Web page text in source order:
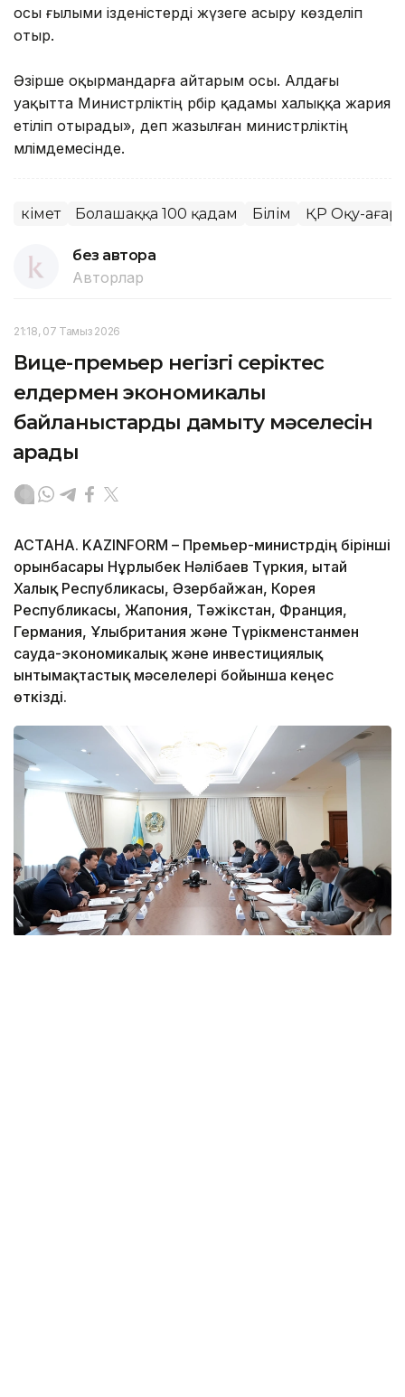
осы ғылыми ізденістерді жүзеге асыру көзделіп
отыр.
Әзірше оқырмандарға айтарым осы. Алдағы
уақытта Министрліктің әрбір қадамы халыққа жария
етіліп отырады», деп жазылған министрліктің
мәлімдемесінде.
Үкімет Болашаққа 100 қадам Білім ҚР Оқу-
без автора
Авторлар
21:18, 07 Тамыз 2026
Вице-премьер негізгі серіктес
елдермен экономикалық
байланыстарды дамыту мәселесін
қарады
АСТАНА. KAZINFORM – Премьер-министрдің бірінші
орынбасары Нұрлыбек Нәлібаев Түркия, Қытай
Халық Республикасы, Әзербайжан, Корея
Республикасы, Жапония, Тәжікстан, Франция,
Германия, Ұлыбритания және Түрікменстанмен
сауда-экономикалық және инвестициялық
ынтымақтастық мәселелері бойынша кеңес
өткізді.